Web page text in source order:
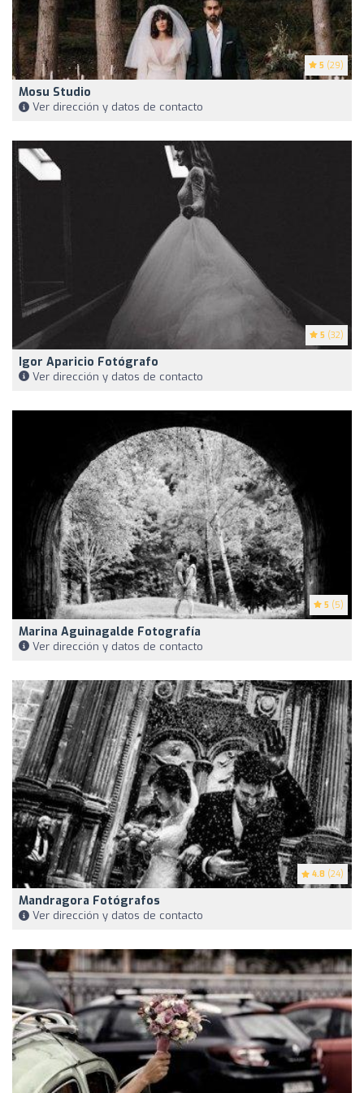
5 (29)
Mosu Studio
Ver dirección y datos de contacto
5 (32)
Igor Aparicio Fotógrafo
Ver dirección y datos de contacto
5 (5)
Marina Aguinagalde Fotografía
Ver dirección y datos de contacto
4.8 (24)
Mandragora Fotógrafos
Ver dirección y datos de contacto